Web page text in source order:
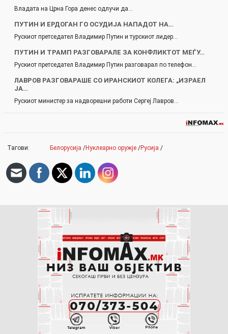
Владата на Црна Гора денес одлучи да…
ПУТИН И ЕРДОГАН ГО ОСУДИЈА НАПАДОТ НА…
Рускиот претседател Владимир Путин и турскиот лидер…
ПУТИН И ТРАМП РАЗГОВАРАЛЕ ЗА КОНФЛИКТОТ МЕЃУ…
Рускиот претседател Владимир Путин разговарал по телефон…
ЛАВРОВ РАЗГОВАРАШЕ СО ИРАНСКИОТ КОЛЕГА: „ИЗРАЕЛ
ЈА…
Рускиот министер за надворешни работи Сергеј Лавров…
Тагови: Белорусија /Нуклеарно оружје /Русија /